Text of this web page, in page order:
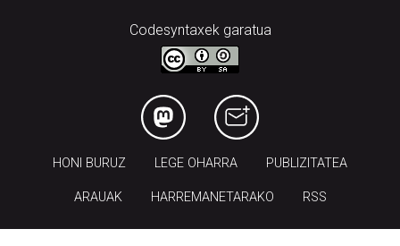
Codesyntaxek garatua
HONI BURUZ LEGE OHARRA PUBLIZITATEA
ARAUAK HARREMANETARAKO RSS